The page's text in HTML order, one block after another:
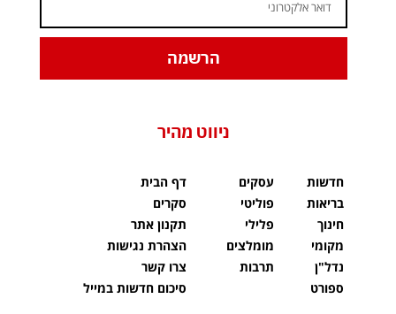
הרשמה
ניווט מהיר
חדשות
בריאות
חינוך
מקומי
נדל"ן
ספורט
עסקים
פוליטי
פלילי
מומלצים
תרבות
דף הבית
סקרים
תקנון אתר
הצהרת נגישות
צרו קשר
סיכום חדשות במייל